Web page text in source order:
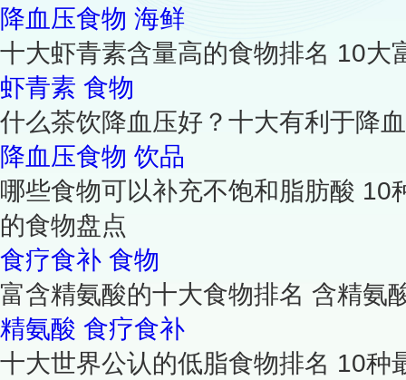
降血压食物 海鲜
十大虾青素含量高的食物排名 10大
虾青素 食物
什么茶饮降血压好？十大有利于降
降血压食物 饮品
哪些食物可以补充不饱和脂肪酸 10
的食物盘点
食疗食补 食物
富含精氨酸的十大食物排名 含精氨
精氨酸 食疗食补
十大世界公认的低脂食物排名 10种